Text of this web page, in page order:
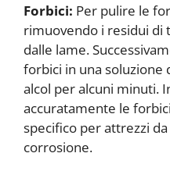
Forbici: Per pulire le
rimuovendo i residui di
dalle lame.
forbici in una soluzione
alcol per alcuni minuti.
accuratamente le
specifico per attrezzi
corrosione.